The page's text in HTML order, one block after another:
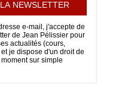
e-mail, j'accepte de
de Jean Pélissier pour
actualités (cours,
je dispose d'un droit de
sur simple